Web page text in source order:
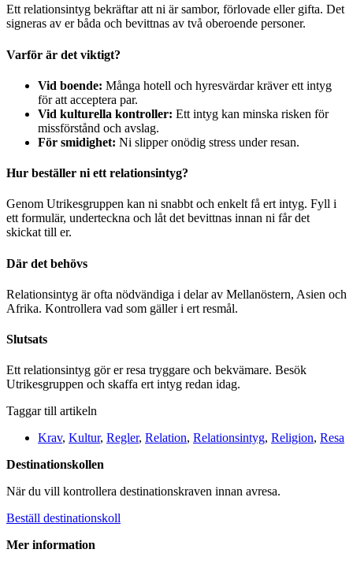
Ett relationsintyg bekräftar att ni är sambor, förlovade eller gifta. Det
signeras av er båda och bevittnas av två oberoende personer.
Varför är det viktigt?
Vid boende: Många hotell och hyresvärdar kräver ett intyg
för att acceptera par.
Vid kulturella kontroller: Ett intyg kan minska risken för
missförstånd och avslag.
För smidighet: Ni slipper onödig stress under resan.
Hur beställer ni ett relationsintyg?
Genom Utrikesgruppen kan ni snabbt och enkelt få ert intyg. Fyll i
ett formulär, underteckna och låt det bevittnas innan ni får det
skickat till er.
Där det behövs
Relationsintyg är ofta nödvändiga i delar av Mellanöstern, Asien och
Afrika. Kontrollera vad som gäller i ert resmål.
Slutsats
Ett relationsintyg gör er resa tryggare och bekvämare. Besök
Utrikesgruppen och skaffa ert intyg redan idag.
Taggar till artikeln
Krav, Kultur, Regler, Relation, Relationsintyg, Religion, Resa
Destinationskollen
När du vill kontrollera destinationskraven innan avresa.
Beställ destinationskoll
Mer information